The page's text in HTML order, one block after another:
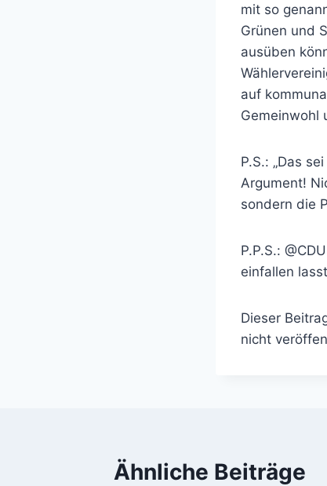
mit so
Grünen und
ausüben
auf
Gemeinwohl
P.S.: „Das
Argument!
sondern die
P.P.S.:
einfallen
Dieser
nicht
Ähnliche Beiträge